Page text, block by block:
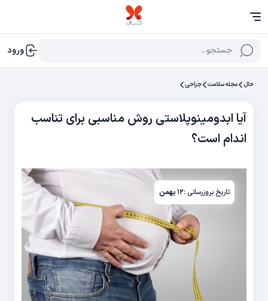
جستجو... ورود
حال مجله سلامت جراحی
آیا ابدومینوپلاستی روش مناسبی برای تناسب
اندام است؟
تاریخ بروزرسانی :۱۲ بهمن